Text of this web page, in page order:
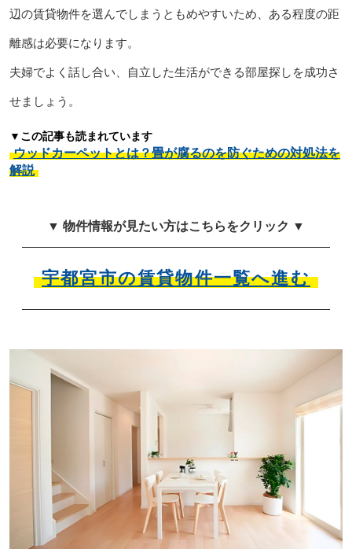
辺の賃貸物件を選んでしまうともめやすいため、ある程度の距
離感は必要になります。
夫婦でよく話し合い、自立した生活ができる部屋探しを成功さ
せましょう。
▼この記事も読まれています
ウッドカーペットとは？畳が腐るのを防ぐための対処法を
解説
▼ 物件情報が見たい方はこちらをクリック ▼
宇都宮市の賃貸物件一覧へ進む